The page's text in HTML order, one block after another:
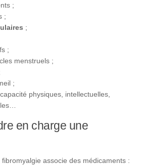
;
;
;
;
menstruels ;
;
physiques, intellectuelles,
en charge une
associe des médicaments :